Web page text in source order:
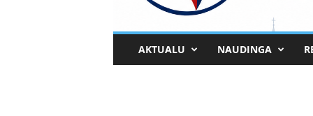
m
AKTUALU NAUDINGA